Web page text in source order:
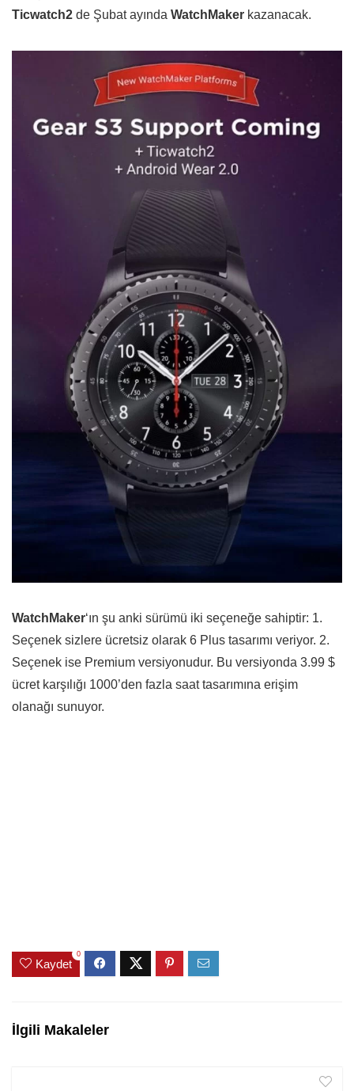
Ticwatch2 de Şubat ayında WatchMaker kazanacak.
WatchMaker‘ın şu anki sürümü iki seçeneğe sahiptir: 1.
Seçenek sizlere ücretsiz olarak 6 Plus tasarımı veriyor. 2.
Seçenek ise Premium versiyonudur. Bu versiyonda 3.99 $
ücret karşılığı 1000’den fazla saat tasarımına erişim
olanağı sunuyor.
Kaydet
0
İlgili Makaleler